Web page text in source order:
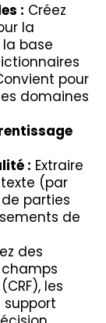
: Créez
la
base
pour
domaines
: Extraire
(par
parties
de
des
les